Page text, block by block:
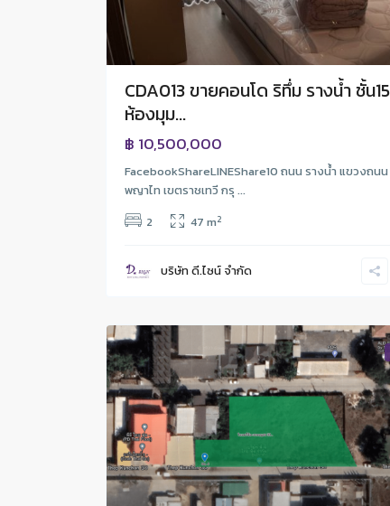
CDA013 ขายคอนโด ริทึ่ม รางน้ำ ชั้น15
ห้องมุม...
฿ 10,500,000
FacebookShareLINEShare10 ถนน รางนํ้า แขวงถนน
พญาไท เขตราชเทวี กรุ ...
2
47 m2
บริษัท ดี.ไซน์ จํากัด